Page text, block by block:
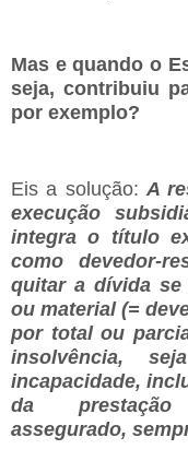
Mas e quando o
seja, contribuiu
por exemplo?
Eis a solução: A
execução
integra o título
como devedor-
quitar a dívida
ou material (=
por total ou
insolvência,
incapacidade,
da prestação
assegurado,